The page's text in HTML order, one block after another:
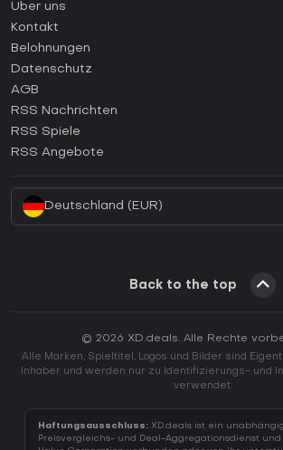
Anleitungen
Wie aktiviert man einen Steam CD Key?
Wie aktiviert man einen Epic Games CD
Wie aktiviert man einen GOG CD Key?
Wie aktiviert man einen Ubisoft Connect CD
Über uns
Kontakt
Belohnungen
Datenschutz
AGB
RSS Nachrichten
RSS Spiele
RSS Angebote
Deutschland (EUR)
Back to the top
© 2026 XD.deals. Alle Rechte
Alle Marken, Spieltitel, Logos und Bilder sind
Inhaber und werden nur zu Identifizierungs- und
verwendet.
Haftungsausschluss: XD.deals ist ein
Preisvergleichs- und Deal-Aggregationsdienst